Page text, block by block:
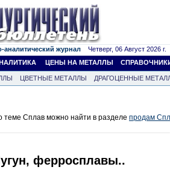
журнал Четверг, 06 Август 2026 г.
ЦЕНЫ НА МЕТАЛЛЫ
ЦВЕТНЫЕ МЕТАЛЛЫ
ДРАГОЦЕННЫЕ
теме Сплав можно найти в разделе продам
ферросплавы..